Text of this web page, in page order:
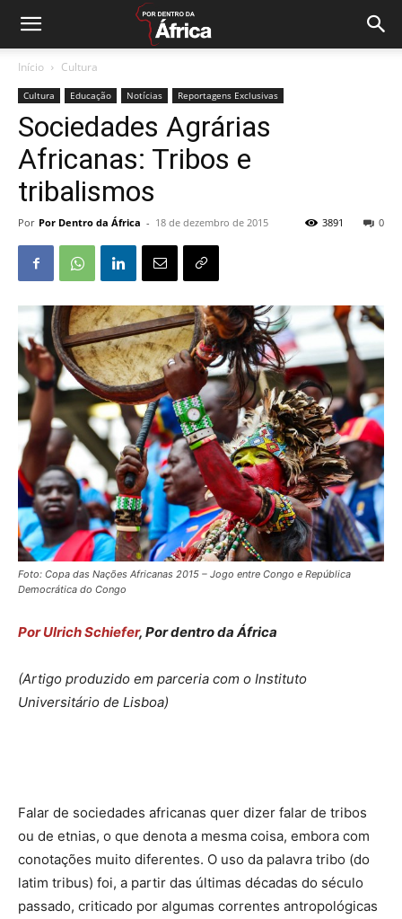
Início Cultura
Cultura Educação Notícias Reportagens Exclusivas
Sociedades Agrárias
Africanas: Tribos e
tribalismos
Por Por Dentro da África - 18 de dezembro de 2015 0
3891
Foto: Copa das Nações Africanas 2015 – Jogo entre Congo e República
Democrática do Congo
Por Ulrich Schiefer, Por dentro da África
(Artigo produzido em parceria com o Instituto
Universitário de Lisboa)
Falar de sociedades africanas quer dizer falar de tribos
ou de etnias, o que denota a mesma coisa, embora com
conotações muito diferentes. O uso da palavra tribo (do
latim tribus) foi, a partir das últimas décadas do século
passado, criticado por algumas correntes antropológicas